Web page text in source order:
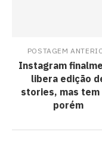
POSTAGEM
Instagram
libera edição
stories, mas tem
porém